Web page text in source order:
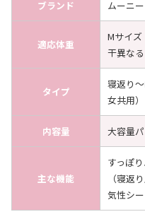
ブランド ムーニ
適応体重
Mサイ
干異なる
タイプ
寝返り
女共用）
内容量 大容量
主な機能
すっぽ
（寝返
気性シ